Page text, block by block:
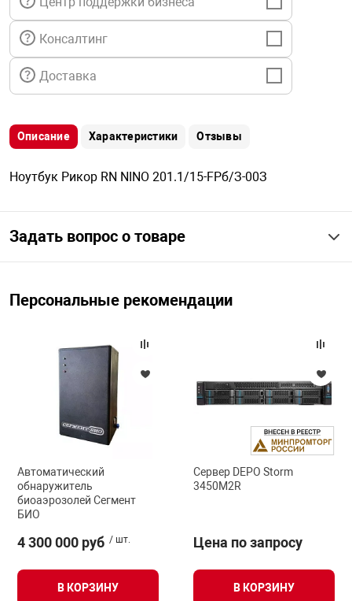
техника
автомобили
ключи
сигнализации
безопасность
оборудование
Консалтинг
Доставка
Описание Характеристики Отзывы
Ноутбук Рикор RN NINO 201.1/15-FРб/З-00З
Задать вопрос о товаре
Персональные рекомендации
Автоматический
обнаружитель
биоаэрозолей Сегмент
БИО
4 300 000 руб / шт.
В КОРЗИНУ
Сервер DEPO Storm
3450M2R
Цена по запросу
В КОРЗИНУ